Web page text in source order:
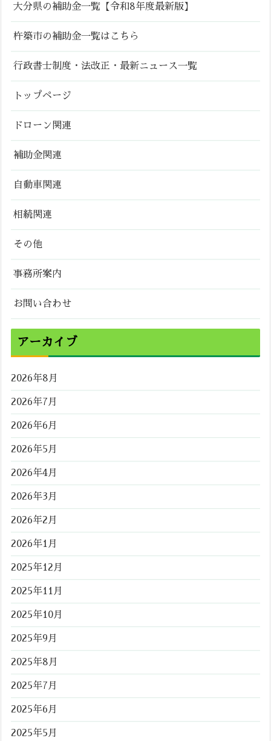
大分県の補助金一覧【令和8年度最新版】
杵築市の補助金一覧はこちら
行政書士制度・法改正・最新ニュース一覧
トップページ
ドローン関連
補助金関連
自動車関連
相続関連
その他
事務所案内
お問い合わせ
アーカイブ
2026年8月
2026年7月
2026年6月
2026年5月
2026年4月
2026年3月
2026年2月
2026年1月
2025年12月
2025年11月
2025年10月
2025年9月
2025年8月
2025年7月
2025年6月
2025年5月